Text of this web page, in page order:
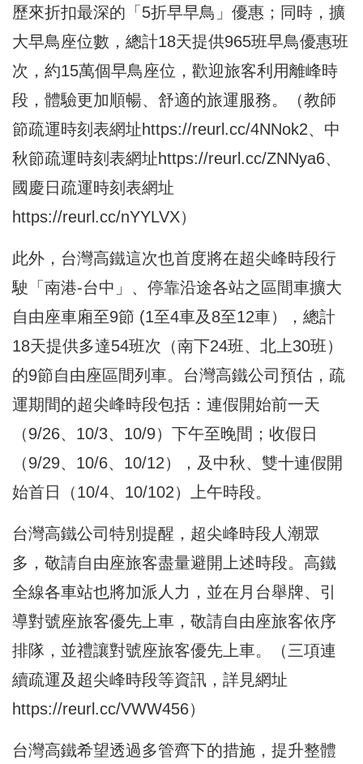
歷來折扣最深的「5折早早鳥」優惠；同時，擴
大早鳥座位數，總計18天提供965班早鳥優惠班
次，約15萬個早鳥座位，歡迎旅客利用離峰時
段，體驗更加順暢、舒適的旅運服務。（教師
節疏運時刻表網址https://reurl.cc/4NNok2、中
秋節疏運時刻表網址https://reurl.cc/ZNNya6、
國慶日疏運時刻表網址
https://reurl.cc/nYYLVX）
此外，台灣高鐵這次也首度將在超尖峰時段行
駛「南港-台中」、停靠沿途各站之區間車擴大
自由座車廂至9節 (1至4車及8至12車），總計
18天提供多達54班次（南下24班、北上30班）
的9節自由座區間列車。台灣高鐵公司預估，疏
運期間的超尖峰時段包括：連假開始前一天
（9/26、10/3、10/9）下午至晚間；收假日
（9/29、10/6、10/12），及中秋、雙十連假開
始首日（10/4、10/102）上午時段。
台灣高鐵公司特別提醒，超尖峰時段人潮眾
多，敬請自由座旅客盡量避開上述時段。高鐵
全線各車站也將加派人力，並在月台舉牌、引
導對號座旅客優先上車，敬請自由座旅客依序
排隊，並禮讓對號座旅客優先上車。（三項連
續疏運及超尖峰時段等資訊，詳見網址
https://reurl.cc/VWW456）
台灣高鐵希望透過多管齊下的措施，提升整體